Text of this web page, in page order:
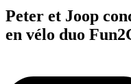
Peter et Joop
en vélo duo